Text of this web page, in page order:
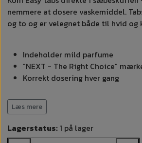
nemmere at dosere vaskemiddel.
og to og er velegnet både til hvid og
Indeholder mild parfume
"NEXT - The Right Choice"
Korrekt dosering hver gang
For brugsanvisning, dosering og
dokumenter.
Bør ikke anvendes til sarte
Læs mere
Lagerstatus: 1 på lager